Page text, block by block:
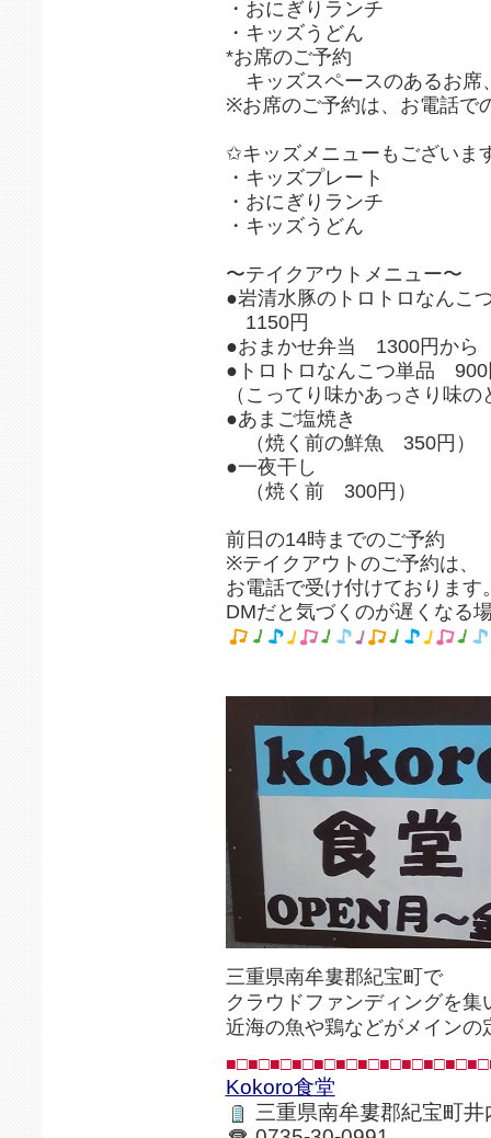
・おにぎりランチ
・キッズうどん
*お席のご予約
キッズスペースのあるお席
※お席のご予約は、お電話で
✩キッズメニューもございま
・キッズプレート
・おにぎりランチ
・キッズうどん
〜テイクアウトメニュー〜
●岩清水豚のトロトロなんこ
1150円
●おまかせ弁当 1300円から
●トロトロなんこつ単品 900
（こってり味かあっさり味
●あまご塩焼き
（焼く前の鮮魚 350円）
●一夜干し
（焼く前 300円）
前日の14時までのご予約
※テイクアウトのご予約は、
お電話で受け付けております
DMだと気づくのが遅くなる
三重県南牟婁郡紀宝町で
クラウドファンディングを
近海の魚や鶏などがメイン
Kokoro食堂
三重県南牟婁郡紀宝町井